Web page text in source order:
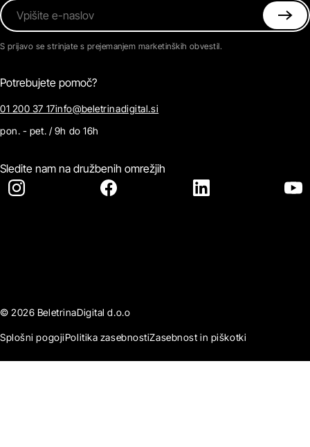
Vpišite e-naslov
S prijavo se strinjate s prejemanjem marketinških obvestil.
Potrebujete pomoč?
01 200 37 17info@beletrinadigital.si
pon. - pet. / 9h do 16h
Sledite nam na družbenih omrežjih
© 2026 BeletrinaDigital d.o.o
Splošni pogojiPolitika zasebnostiZasebnost in piškotki